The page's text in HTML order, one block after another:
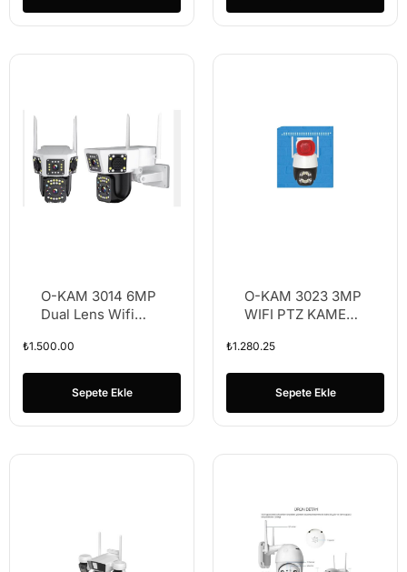
O-KAM 3014 6MP
Dual Lens Wifi
₺1.500.00
Sepete Ekle
O-KAM 3023 3MP
WIFI PTZ KAMERA
LİGHT LED
₺1.280.25
Sepete Ekle